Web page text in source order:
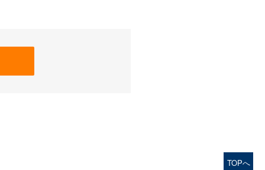
TOPへ